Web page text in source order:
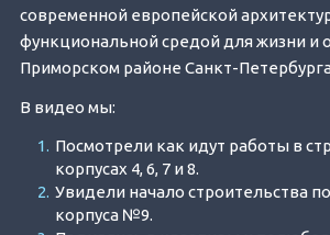
современной европейской
функциональной средой для жизни и
Приморском районе Санкт-
В видео мы:
Посмотрели как идут работы в
корпусах 4, 6, 7 и 8.
Увидели начало строительства
корпуса №9.